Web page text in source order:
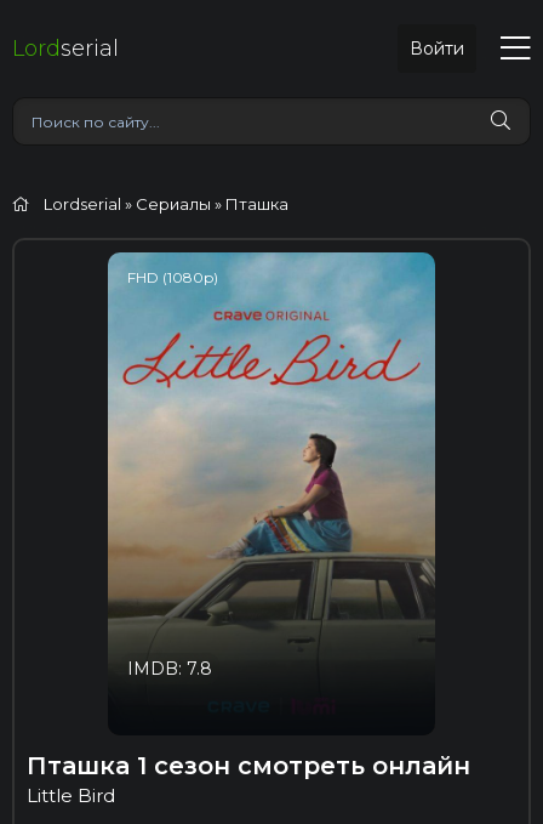
Lordserial Войти
Lordserial » Сериалы » Пташка
FHD (1080p)
IMDB: 7.8
Пташка 1 сезон смотреть онлайн
Little Bird